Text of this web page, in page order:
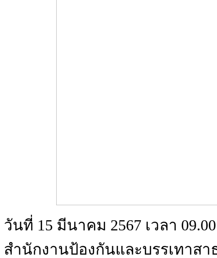
วันที่ 15 มีนาคม 2567 เวลา
สำนักงานป้องกันและบรรเทาส